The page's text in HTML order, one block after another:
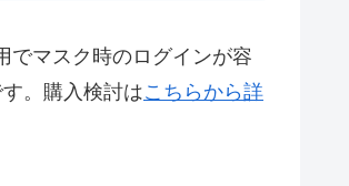
でマスク時のログインが容
。購入検討はこちらから詳